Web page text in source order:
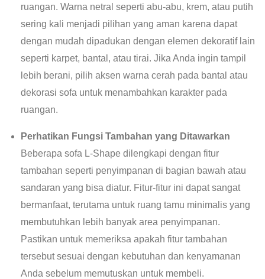
ruangan. Warna netral seperti abu-abu, krem, atau putih
sering kali menjadi pilihan yang aman karena dapat
dengan mudah dipadukan dengan elemen dekoratif lain
seperti karpet, bantal, atau tirai. Jika Anda ingin tampil
lebih berani, pilih aksen warna cerah pada bantal atau
dekorasi sofa untuk menambahkan karakter pada
ruangan.
Perhatikan Fungsi Tambahan yang Ditawarkan
Beberapa sofa L-Shape dilengkapi dengan fitur
tambahan seperti penyimpanan di bagian bawah atau
sandaran yang bisa diatur. Fitur-fitur ini dapat sangat
bermanfaat, terutama untuk ruang tamu minimalis yang
membutuhkan lebih banyak area penyimpanan.
Pastikan untuk memeriksa apakah fitur tambahan
tersebut sesuai dengan kebutuhan dan kenyamanan
Anda sebelum memutuskan untuk membeli.